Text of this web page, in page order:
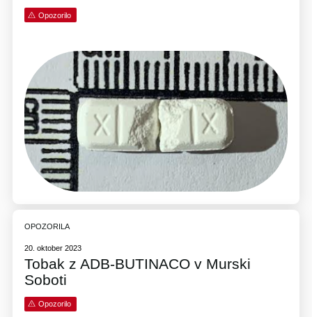
Opozorilo
OPOZORILA
20. oktober 2023
Tobak z ADB-BUTINACO v Murski
Soboti
Opozorilo